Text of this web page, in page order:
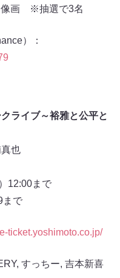
像画 ※抽選で3名
）：
ライブ～裕雅と公平と
也
12:00まで
まで
ticket.yoshimoto.co.jp/
, すっちー, 吉本新喜